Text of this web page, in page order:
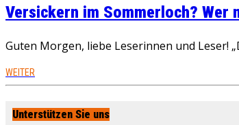
Versickern im Sommerloch? Wer
Guten Morgen, liebe Leserinnen und Leser!
WEITER
Unterstützen Sie uns